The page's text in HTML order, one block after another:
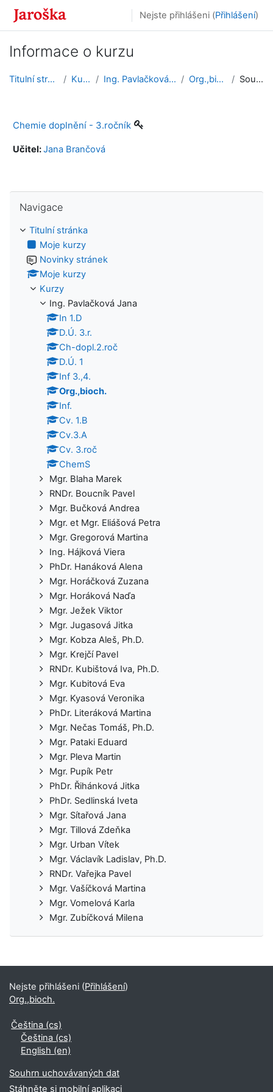
Přejít k hlavnímu obsahu
Nejste přihlášeni (Přihlášení)
Informace o kurzu
Titulní stránka Kurzy Ing. Pavlačková Jana Org.,bioch. Souhrn
Chemie doplnění - 3.ročník
Učitel:Jana Brančová
Navigace
Titulní stránka
Moje kurzy
Novinky stránek
Moje kurzy
Kurzy
Ing. Pavlačková Jana
In 1.D
D.Ú. 3.r.
Ch-dopl.2.roč
D.Ú. 1
Inf 3.,4.
Org.,bioch.
Inf.
Cv. 1.B
Cv.3.A
Cv. 3.roč
ChemS
Mgr. Blaha Marek
RNDr. Boucník Pavel
Mgr. Bučková Andrea
Mgr. et Mgr. Eliášová Petra
Mgr. Gregorová Martina
Ing. Hájková Viera
PhDr. Hanáková Alena
Mgr. Horáčková Zuzana
Mgr. Horáková Naďa
Mgr. Ježek Viktor
Mgr. Jugasová Jitka
Mgr. Kobza Aleš, Ph.D.
Mgr. Krejčí Pavel
RNDr. Kubištová Iva, Ph.D.
Mgr. Kubitová Eva
Mgr. Kyasová Veronika
PhDr. Literáková Martina
Mgr. Nečas Tomáš, Ph.D.
Mgr. Pataki Eduard
Mgr. Pleva Martin
Mgr. Pupík Petr
PhDr. Řihánková Jitka
PhDr. Sedlinská Iveta
Mgr. Sítařová Jana
Mgr. Tillová Zdeňka
Mgr. Urban Vítek
Mgr. Václavík Ladislav, Ph.D.
RNDr. Vařejka Pavel
Mgr. Vašíčková Martina
Mgr. Vomelová Karla
Mgr. Zubíčková Milena
Nejste přihlášeni (Přihlášení)
Org.,bioch.
Čeština ‎(cs)‎
Čeština ‎(cs)‎
English ‎(en)‎
Souhrn uchovávaných dat
Stáhněte si mobilní aplikaci